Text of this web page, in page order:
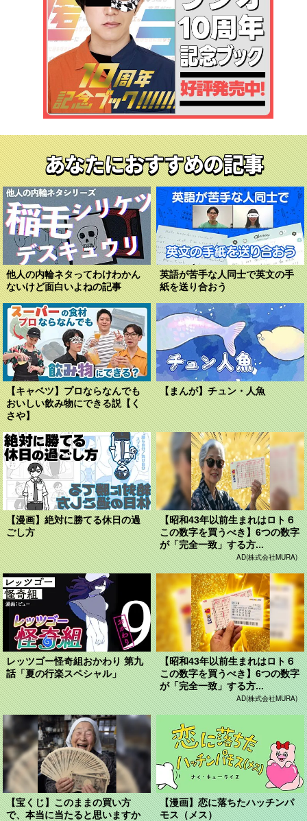
あなたにおすすめの記事
他人の内輪ネタってわけわかん
ないけど面白いよねの記事
英語が苦手な人同士で英文の手
紙を送り合おう
【キャベツ】プロならなんでも
おいしい飲み物にできる説【く
さや】
【まんが】チュン・人魚
【漫画】絶対に勝てる休日の過
ごし方
【昭和43年以前生まれはロト６
この数字を買うべき】6つの数字
が「完全一致」する方...
AD(株式会社MURA)
レッツゴー怪奇組おかわり 第九
話「夏の行楽スペシャル」
【昭和43年以前生まれはロト６
この数字を買うべき】6つの数字
が「完全一致」する方...
AD(株式会社MURA)
【宝くじ】このままの買い方
で、本当に当たると思いますか
【漫画】恋に落ちたハッチンパ
モス（メス）